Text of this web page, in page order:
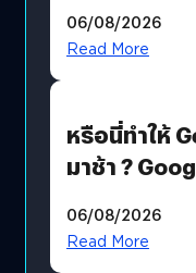
06/08/2026
Read More
หรือนี่ทำให้
มาช้า ?
AGI
06/08/2026
Read More